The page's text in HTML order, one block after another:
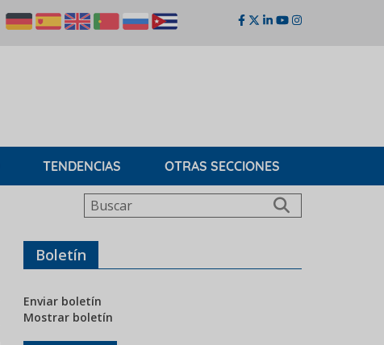
TENDENCIAS OTRAS SECCIONES
Buscar
Boletín
Enviar boletín
Mostrar boletín